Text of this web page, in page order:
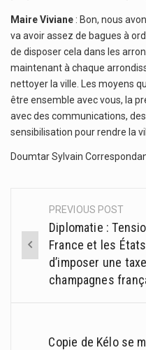
Maire Viviane : Bon, nous
va avoir assez de bagues à
de disposer cela dans les
maintenant à chaque
nettoyer la ville. Les moyens
être ensemble avec vous, la
avec des communications,
sensibilisation pour rendre la
Doumtar Sylvain
Post
navigation
PREVIOUS POST
Diplomatie :
France et les
d’imposer une
champagnes
Copie de Kélo se